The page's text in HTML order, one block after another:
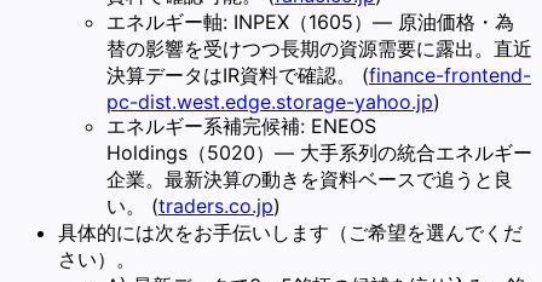
エネルギー軸: INPEX（1605）— 原油価格・為
替の影響を受けつつ長期の資源需要に露出。直近
決算データはIR資料で確認。 (finance-frontend-
pc-dist.west.edge.storage-yahoo.jp)
エネルギー系補完候補: ENEOS
Holdings（5020）— 大手系列の統合エネルギー
企業。最新決算の動きを資料ベースで追うと良
い。 (traders.co.jp)
具体的には次をお手伝いします（ご希望を選んでくだ
さい）。